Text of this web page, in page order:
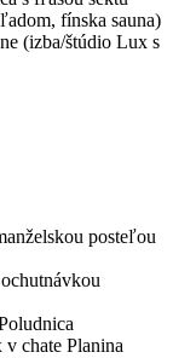
fínska sauna)
(izba/štúdio Lux s
posteľou
chate Planina